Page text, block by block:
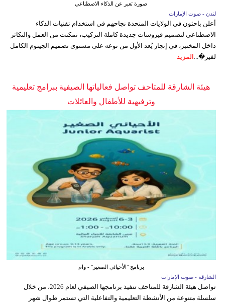
صورة تعبر عن الذكاء الاصطناعي
لندن - صوت الإمارات
أعلن باحثون في الولايات المتحدة نجاحهم في استخدام تقنيات الذكاء
الاصطناعي لتصميم فيروسات جديدة كاملة التركيب، تمكنت من العمل والتكاثر
داخل المختبر، في إنجاز يُعد الأول من نوعه على مستوى تصميم الجينوم الكامل
لفير�...
المزيد
هيئة الشارقة للمتاحف تواصل فعالياتها الصيفية ببرامج تعليمية
وترفيهية للأطفال والعائلات
برنامج "الأحيائي الصغير" - وام
الشارقة - صوت الإمارات
تواصل هيئة الشارقة للمتاحف تنفيذ برنامجها الصيفي لعام 2026، من خلال
سلسلة متنوعة من الأنشطة التعليمية والتفاعلية التي تستمر طوال شهر